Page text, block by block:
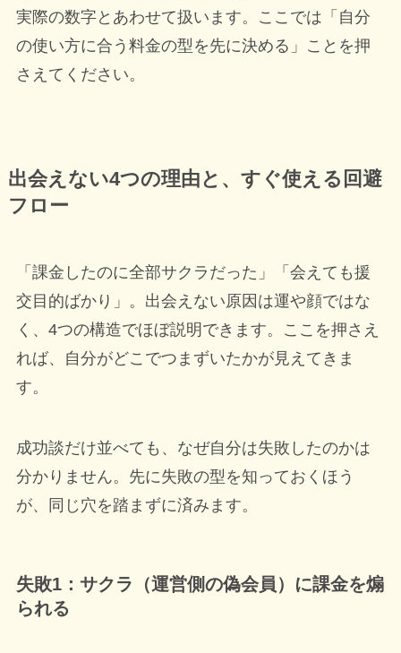
実際の数字とあわせて扱います。ここでは「自分
の使い方に合う料金の型を先に決める」ことを押
さえてください。
出会えない4つの理由と、すぐ使える回避
フロー
「課金したのに全部サクラだった」「会えても援
交目的ばかり」。出会えない原因は運や顔ではな
く、4つの構造でほぼ説明できます。ここを押さえ
れば、自分がどこでつまずいたかが見えてきま
す。
成功談だけ並べても、なぜ自分は失敗したのかは
分かりません。先に失敗の型を知っておくほう
が、同じ穴を踏まずに済みます。
失敗1：サクラ（運営側の偽会員）に課金を煽
られる